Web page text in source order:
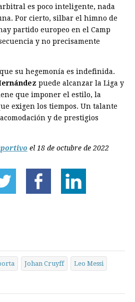
es poco inteligente, nada
Por cierto, silbar el himno de
partido europeo en el Camp
y no precisamente
su hegemonía es indefinida.
puede alcanzar la Liga y
que imponer el estilo, la
exigen los tiempos. Un talante
y de prestigios
el 18 de octubre de 2022
Johan Cruyff Leo Messi